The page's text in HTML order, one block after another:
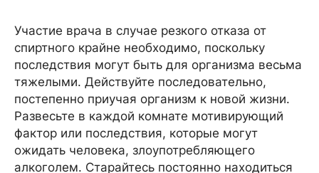
Участие врача в случае резкого отказа от
спиртного крайне необходимо, поскольку
последствия могут быть для организма весьма
тяжелыми. Действуйте последовательно,
постепенно приучая организм к новой жизни.
Развесьте в каждой комнате мотивирующий
фактор или последствия, которые могут
ожидать человека, злоупотребляющего
алкоголем. Старайтесь постоянно находиться